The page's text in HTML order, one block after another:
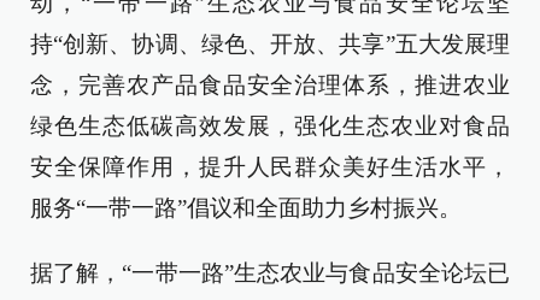
持“创新、协调、绿色、开放、共享”五大发展理
念，完善农产品食品安全治理体系，推进农业
绿色生态低碳高效发展，强化生态农业对食品
安全保障作用，提升人民群众美好生活水平，
服务“一带一路”倡议和全面助力乡村振兴。
据了解，“一带一路”生态农业与食品安全论坛已